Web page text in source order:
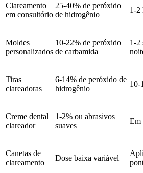
Clareamento
em consultório
25-40% de peróxido
de hidrogênio
1-2
Moldes
personalizados
10-22% de peróxido
de carbamida
1-2
Tiras
clareadoras
6-14% de peróxido de
hidrogênio
10-
Creme dental
clareador
1-2% ou abrasivos
suaves
Em
Canetas de
clareamento
Dose baixa variável